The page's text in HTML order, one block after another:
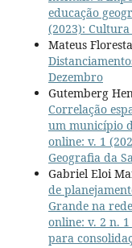
educação
(2023):
Mateus
Dezembro
Gutemberg
Correlação
um município
online: v. 1
Geografia da
Gabriel Eloi
de
Grande na
online: v. 2 n.
para